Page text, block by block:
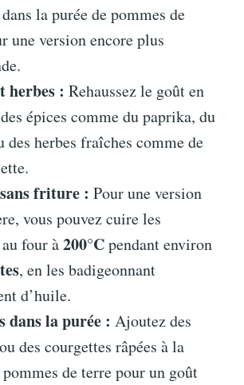
la purée de pommes de
une version encore plus
herbes : Rehaussez le goût en
épices comme du paprika, du
des herbes fraîches comme de
friture : Pour une version
vous pouvez cuire les
four à200°Cpendant environ
, en les badigeonnant
d’huile.
dans la purée : Ajoutez des
des courgettes râpées à la
de terre pour un goût